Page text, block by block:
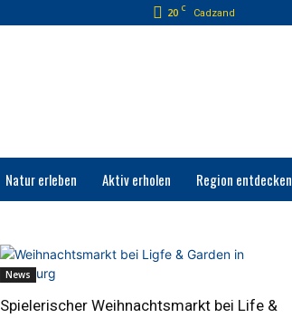
20 C Cadzand
Natur erleben Aktiv erholen Region entdecken
News
Spielerischer Weihnachtsmarkt bei Life &